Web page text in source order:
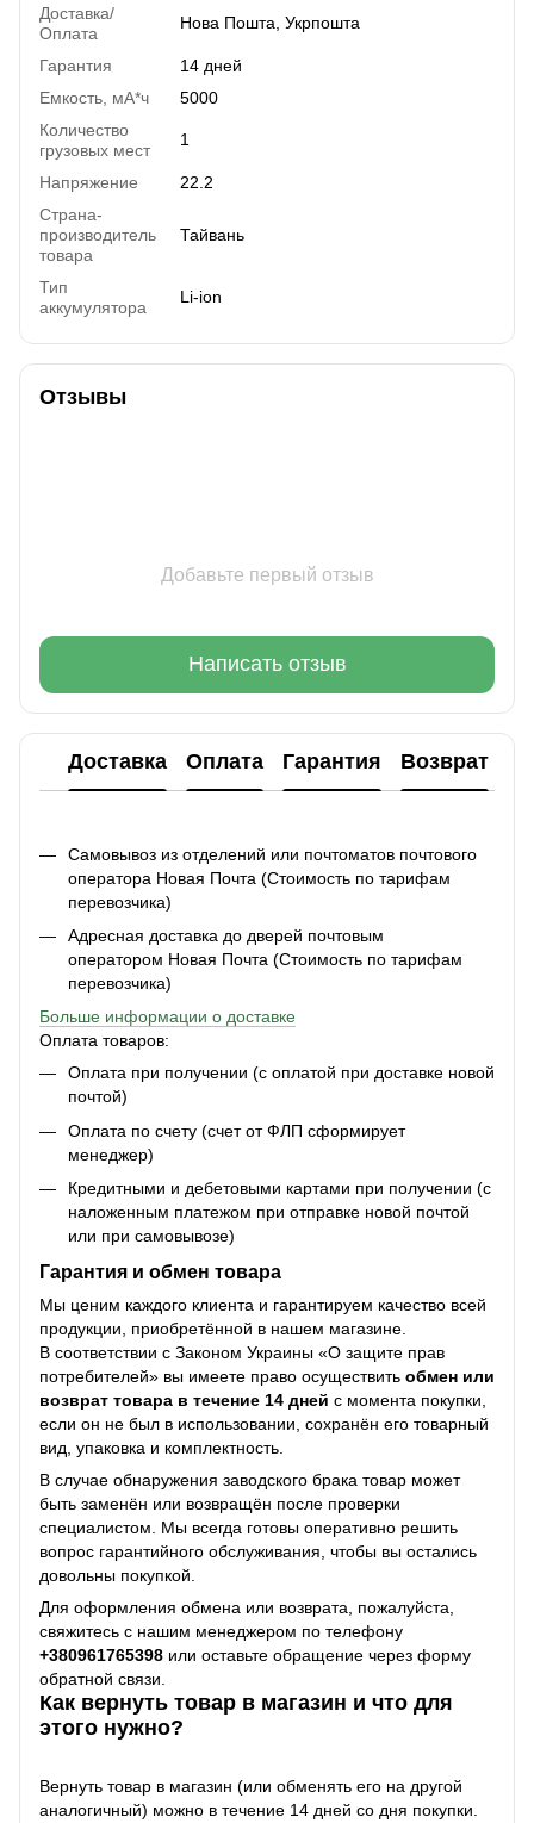
Доставка/
Оплата
Нова Пошта, Укрпошта
Гарантия
14 дней
Емкость, мА*ч
5000
Количество
грузовых мест
1
Напряжение
22.2
Страна-
производитель
товара
Тайвань
Тип
аккумулятора
Li-ion
Отзывы
Добавьте первый отзыв
Написать отзыв
Доставка Оплата Гарантия Возврат
Самовывоз из отделений или почтоматов почтового
оператора Новая Почта (Стоимость по тарифам
перевозчика)
Адресная доставка до дверей почтовым
оператором Новая Почта (Стоимость по тарифам
перевозчика)
Больше информации о доставке
Оплата товаров:
Оплата при получении (с оплатой при доставке новой
почтой)
Оплата по счету (счет от ФЛП сформирует
менеджер)
Кредитными и дебетовыми картами при получении (с
наложенным платежом при отправке новой почтой
или при самовывозе)
Гарантия и обмен товара
Мы ценим каждого клиента и гарантируем качество всей
продукции, приобретённой в нашем магазине.
В соответствии с Законом Украины «О защите прав
потребителей» вы имеете право осуществить обмен или
возврат товара в течение 14 дней с момента покупки,
если он не был в использовании, сохранён его товарный
вид, упаковка и комплектность.
В случае обнаружения заводского брака товар может
быть заменён или возвращён после проверки
специалистом. Мы всегда готовы оперативно решить
вопрос гарантийного обслуживания, чтобы вы остались
довольны покупкой.
Для оформления обмена или возврата, пожалуйста,
свяжитесь с нашим менеджером по телефону
+380961765398 или оставьте обращение через форму
обратной связи.
Как вернуть товар в магазин и что для
этого нужно?
Вернуть товар в магазин (или обменять его на другой
аналогичный) можно в течение 14 дней со дня покупки.